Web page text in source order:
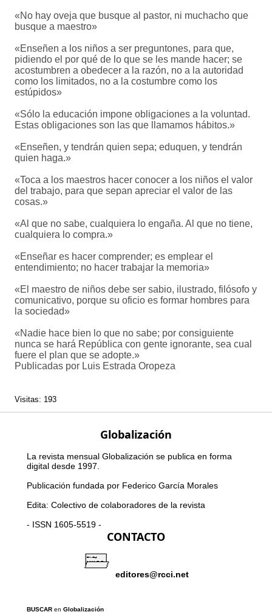
«No hay oveja que busque al pastor, ni muchacho que
busque a maestro»
«Enseñen a los niños a ser preguntones, para que,
pidiendo el por qué de lo que se les mande hacer; se
acostumbren a obedecer a la razón, no a la autoridad
como los limitados, no a la costumbre como los
estúpidos»
«Sólo la educación impone obligaciones a la voluntad.
Estas obligaciones son las que llamamos hábitos.»
«Enseñen, y tendrán quien sepa; eduquen, y tendrán
quien haga.»
«Toca a los maestros hacer conocer a los niños el valor
del trabajo, para que sepan apreciar el valor de las
cosas.»
«Al que no sabe, cualquiera lo engaña. Al que no tiene,
cualquiera lo compra.»
«Enseñar es hacer comprender; es emplear el
entendimiento; no hacer trabajar la memoria»
«El maestro de niños debe ser sabio, ilustrado, filósofo y
comunicativo, porque su oficio es formar hombres para
la sociedad»
«Nadie hace bien lo que no sabe; por consiguiente
nunca se hará República con gente ignorante, sea cual
fuere el plan que se adopte.»
Publicadas por Luis Estrada Oropeza
Visitas: 193
Globalización
La revista mensual Globalización se publica en forma
digital desde 1997.
Publicación fundada por Federico García Morales
Edita: Colectivo de colaboradores de la revista
- ISSN 1605-5519 -
CONTACTO
editores@rcci.net
BUSCAR en Globalización